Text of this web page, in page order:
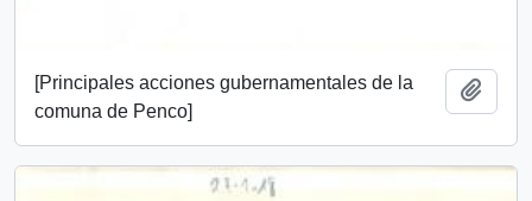
[Principales acciones gubernamentales de la
comuna de Penco]